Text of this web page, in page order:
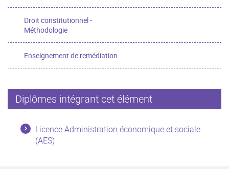
Droit constitutionnel -
Méthodologie
Enseignement de remédiation
Diplômes intégrant cet élément
Licence Administration économique et sociale
(AES)